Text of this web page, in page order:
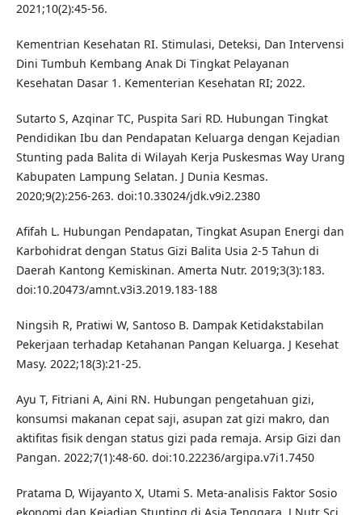
2021;10(2):45-56.
Kementrian Kesehatan RI. Stimulasi, Deteksi, Dan Intervensi
Dini Tumbuh Kembang Anak Di Tingkat Pelayanan
Kesehatan Dasar 1. Kementerian Kesehatan RI; 2022.
Sutarto S, Azqinar TC, Puspita Sari RD. Hubungan Tingkat
Pendidikan Ibu dan Pendapatan Keluarga dengan Kejadian
Stunting pada Balita di Wilayah Kerja Puskesmas Way Urang
Kabupaten Lampung Selatan. J Dunia Kesmas.
2020;9(2):256-263. doi:10.33024/jdk.v9i2.2380
Afifah L. Hubungan Pendapatan, Tingkat Asupan Energi dan
Karbohidrat dengan Status Gizi Balita Usia 2-5 Tahun di
Daerah Kantong Kemiskinan. Amerta Nutr. 2019;3(3):183.
doi:10.20473/amnt.v3i3.2019.183-188
Ningsih R, Pratiwi W, Santoso B. Dampak Ketidakstabilan
Pekerjaan terhadap Ketahanan Pangan Keluarga. J Kesehat
Masy. 2022;18(3):21-25.
Ayu T, Fitriani A, Aini RN. Hubungan pengetahuan gizi,
konsumsi makanan cepat saji, asupan zat gizi makro, dan
aktifitas fisik dengan status gizi pada remaja. Arsip Gizi dan
Pangan. 2022;7(1):48-60. doi:10.22236/argipa.v7i1.7450
Pratama D, Wijayanto X, Utami S. Meta-analisis Faktor Sosio